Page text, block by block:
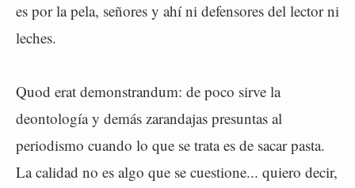
es por la pela, señores y ahí ni defensores del lector ni
leches.
Quod erat demonstrandum: de poco sirve la
deontología y demás zarandajas presuntas al
periodismo cuando lo que se trata es de sacar pasta.
La calidad no es algo que se cuestione... quiero decir,